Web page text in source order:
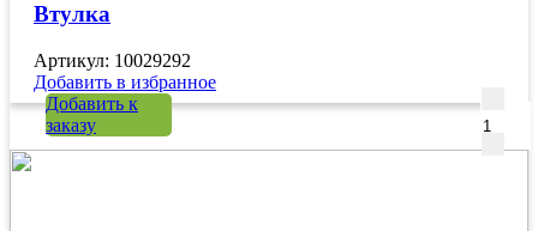
Втулка
Артикул: 10029292
Добавить в избранное
Добавить к
заказу